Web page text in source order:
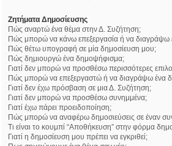
Ζητήματα Δημοσίευσης
Πώς αναρτώ ένα θέμα στην Δ. Συζήτηση;
Πώς μπορώ να κάνω επεξεργασία ή να διαγράψω
Πώς θέτω υπογραφή σε μία δημοσίευση μου;
Πώς δημιουργώ ένα δημοψήφισμα;
Γιατί δεν μπορώ να προσθέσω περισσότερες
Πώς μπορώ να επεξεργαστώ ή να διαγράψω ένα
Γιατί δεν έχω πρόσβαση σε μια Δ. Συζήτηση;
Γιατί δεν μπορώ να προσθέσω συνημμένα;
Γιατί έχω πάρει προειδοποίηση;
Πώς μπορώ να αναφέρω δημοσιεύσεις σε έναν
Τι είναι το κουμπί “Αποθήκευση” στην φόρμα
Γιατί η δημοσίευση μου πρέπει να εγκριθεί;